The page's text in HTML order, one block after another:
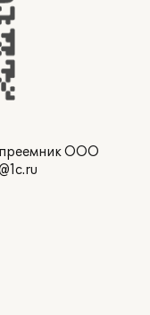
ООО